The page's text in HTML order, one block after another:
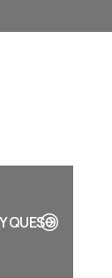
QUESO